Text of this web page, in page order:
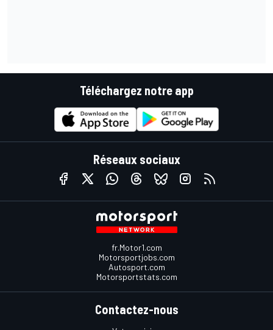
Téléchargez notre app
Réseaux sociaux
fr.Motor1.com
Motorsportjobs.com
Autosport.com
Motorsportstats.com
Contactez-nous